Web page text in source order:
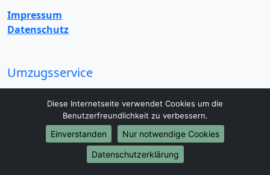
Impressum
Datenschutz
Umzugsservice
Umzugsservice Behördenumzug
Büroumzug
Fernumzug
Firmenumzug
Laborumzug
Praxisumzug
Privatumzug
Seniorenumzug
Studentenumzug
Beiladung
Halteverbotszone
Klaviertransport
Haushaltsauflösung
Möbeltaxi
Diese Internetseite verwendet Cookies um die
Benutzerfreundlichkeit zu verbessern.
Einverstanden
Nur notwendige Cookies
Datenschutzerklärung